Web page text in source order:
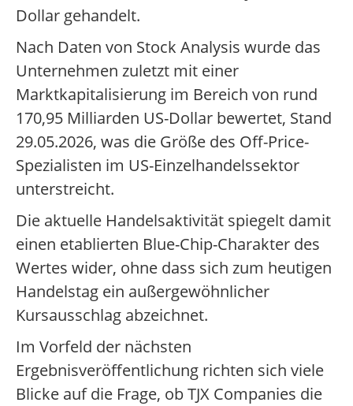
Dollar gehandelt.
Nach Daten von Stock Analysis wurde das
Unternehmen zuletzt mit einer
Marktkapitalisierung im Bereich von rund
170,95 Milliarden US-Dollar bewertet, Stand
29.05.2026, was die Größe des Off-Price-
Spezialisten im US-Einzelhandelssektor
unterstreicht.
Die aktuelle Handelsaktivität spiegelt damit
einen etablierten Blue-Chip-Charakter des
Wertes wider, ohne dass sich zum heutigen
Handelstag ein außergewöhnlicher
Kursausschlag abzeichnet.
Im Vorfeld der nächsten
Ergebnisveröffentlichung richten sich viele
Blicke auf die Frage, ob TJX Companies die